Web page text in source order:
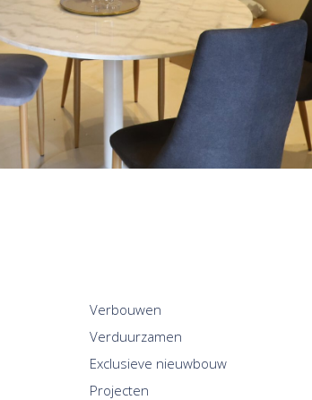
Verbouwen
Verduurzamen
Exclusieve nieuwbouw
Projecten